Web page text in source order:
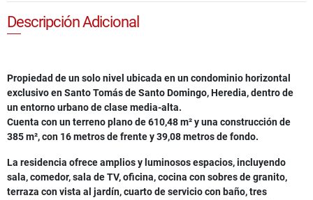
Descripción Adicional
Propiedad de un solo nivel ubicada en un condominio horizontal
exclusivo en Santo Tomás de Santo Domingo, Heredia, dentro de
un entorno urbano de clase media-alta.
Cuenta con un terreno plano de 610,48 m² y una construcción de
385 m², con 16 metros de frente y 39,08 metros de fondo.
La residencia ofrece amplios y luminosos espacios, incluyendo
sala, comedor, sala de TV, oficina, cocina con sobres de granito,
terraza con vista al jardín, cuarto de servicio con baño, tres